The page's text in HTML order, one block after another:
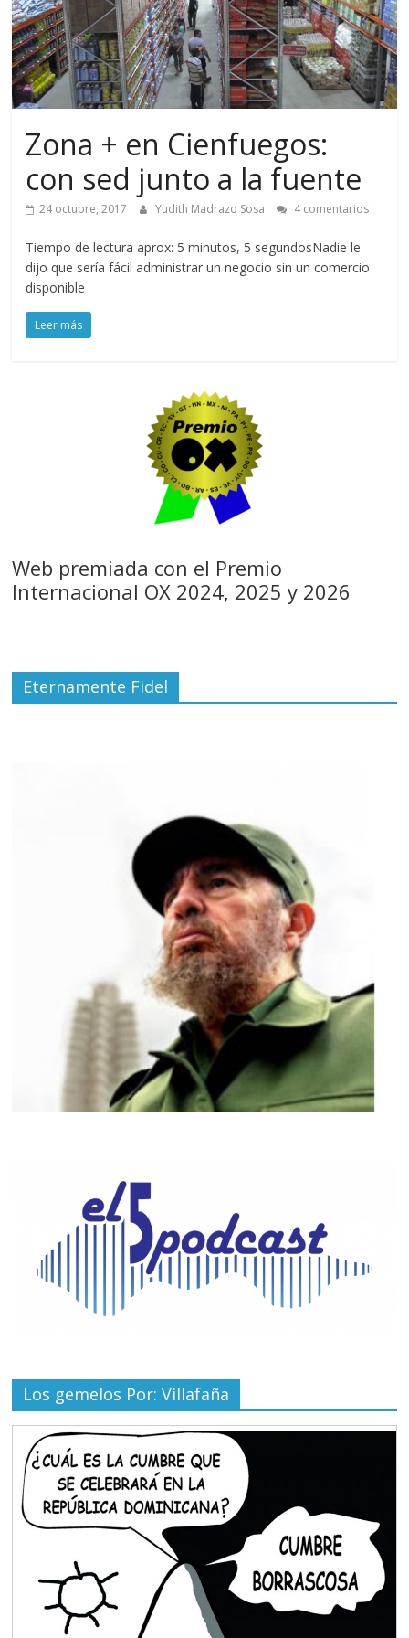
Zona + en Cienfuegos:
con sed junto a la fuente
24 octubre, 2017 Yudith Madrazo Sosa 4 comentarios
Tiempo de lectura aprox: 5 minutos, 5 segundosNadie le
dijo que sería fácil administrar un negocio sin un comercio
disponible
Leer más
Web premiada con el Premio
Internacional OX 2024, 2025 y 2026
Eternamente Fidel
Los gemelos Por: Villafaña